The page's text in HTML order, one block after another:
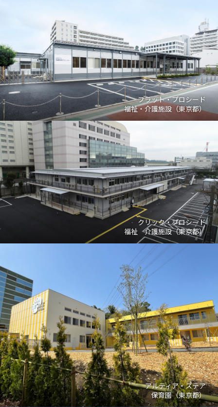
フラット・プロシード
福祉・介護施設（東京都）
クリック・プロシード
福祉 介護施設（東京都）
アルティア・ステア
保育園（東京都）